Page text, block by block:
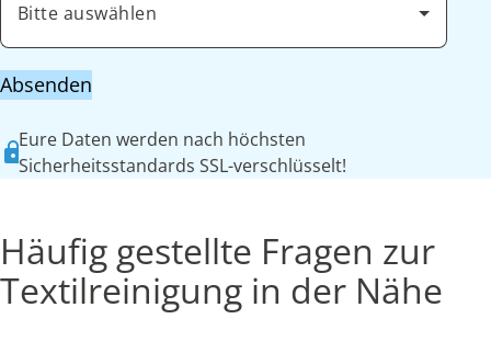
Bitte auswählen
Absenden
Eure Daten werden nach höchsten
Sicherheitsstandards SSL-verschlüsselt!
Häufig gestellte Fragen zur
Textilreinigung in der Nähe